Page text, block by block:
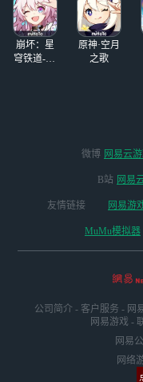
崩坏：星
穹铁道-4.4
原神·空月
之歌
微博 网易云
B站 网易
友情链接 网易游
MuMu模拟器
公司简介 - 客户服务 - 网
网易游戏 -
网易
网络